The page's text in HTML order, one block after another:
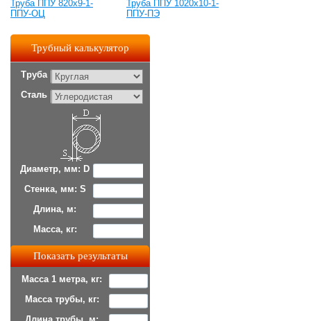
Труба ППУ 820х9-1-
ППУ-ОЦ
Труба ППУ 1020х10-1-
ППУ-ПЭ
Трубный калькулятор
Труба
Сталь
Диаметр, мм: D
Стенка, мм: S
Длина, м:
Масса, кг:
Масса 1 метра, кг:
Масса трубы, кг: